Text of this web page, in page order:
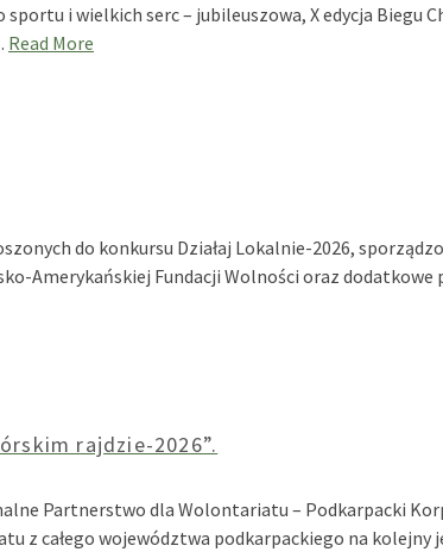
i wielkich serc – jubileuszowa, X edycja Biegu
Read More
do konkursu Działaj Lokalnie-2026,
Amerykańskiej Fundacji Wolności oraz
rajdzie-2026”.
Partnerstwo dla Wolontariatu – Podkarpacki
całego województwa podkarpackiego na kolejny